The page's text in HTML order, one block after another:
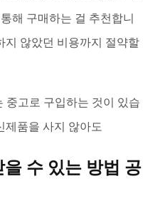
해 구매하는 걸 추천합니
지 않았던 비용까지 절약할
중고로 구입하는 것이 있습
제품을 사지 않아도
수 있는 방법 공